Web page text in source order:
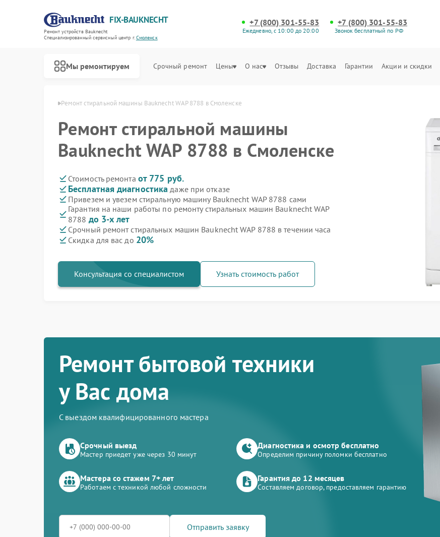
FIX-BAUKNECHT
Ремонт устройств Bauknecht
Специализированный cервисный центр г.Смоленск
+7 (800) 301-55-83
Ежедневно, с 10:00 до 20:00
+7 (800) 301-55-83
Звонок бесплатный по РФ
Мы ремонтируем Срочный ремонт Цены О нас Отзывы Доставка Гарантии Акции и скидки
в Смоленске Ремонт стиральной машины Bauknecht WAP 8788 в Смоленске
Ремонт стиральной машины
Bauknecht WAP 8788 в Смоленске
Стоимость ремонта от 775 руб.
Бесплатная диагностика даже при отказе
Привезем и увезем стиральную машину Bauknecht WAP 8788 сами
Гарантия на наши работы по ремонту стиральных машин Bauknecht WAP
8788 до 3-х лет
Срочный ремонт стиральных машин Bauknecht WAP 8788 в течении часа
Скидка для вас до 20%
Консультация со специалистом Узнать стоимость работ
Ремонт бытовой техники
у Вас дома
С выездом квалифицированного мастера
Срочный выезд
Мастер приедет уже через 30 минут
Диагностика и осмотр бесплатно
Определим причину поломки бесплатно
Мастера со стажем 7+ лет
Работаем с техникой любой сложности
Гарантия до 12 месяцев
Составляем договор, предоставляем гарантию
Отправить заявку